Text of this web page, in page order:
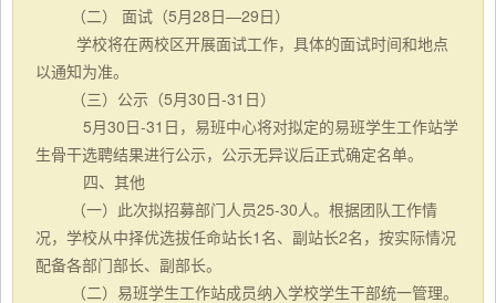
（二）
面试（5月28日—29日）
学校将在两校区开展面试工作，具体的面试时间和地点
以通知为准。
（三）公示（5月30日-31日）
5月30日-31日，易班中心将对拟定的易班学生工作站学
生骨干选聘结果进行公示，公示无异议后正式确定名单。
四、其他
（一） 此次拟招募部门人员25-30人。根据团队工作情
况，学校从中择优选拔任命站长1名、副站长2名，按实际情况
配备各部门部长、副部长。
（二） 易班学生工作站成员纳入学校学生干部统一管理。